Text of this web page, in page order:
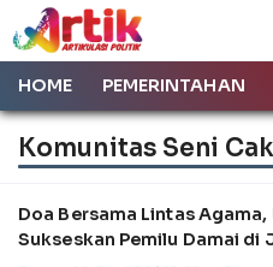
HOME PEMERINTAHAN
Komunitas Seni
Doa Bersama Lintas Agama,
Sukseskan Pemilu Damai di